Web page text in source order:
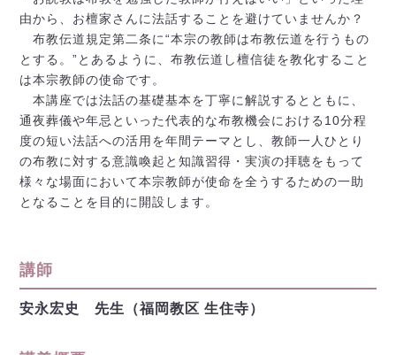
由から、お檀家さんに法話することを避けていませんか？
布教伝道規定第二条に“本宗の教師は布教伝道を行うもの
とする。”とあるように、布教伝道し檀信徒を教化すること
は本宗教師の使命です。
本講座では法話の基礎基本を丁寧に解説するとともに、
通夜葬儀や年忌といった代表的な布教機会における10分程
度の短い法話への活用を年間テーマとし、教師一人ひとり
の布教に対する意識喚起と知識習得・実演の拝聴をもって
様々な場面において本宗教師が使命を全うするための一助
となることを目的に開設します。
講師
安永宏史 先生（福岡教区 生住寺）